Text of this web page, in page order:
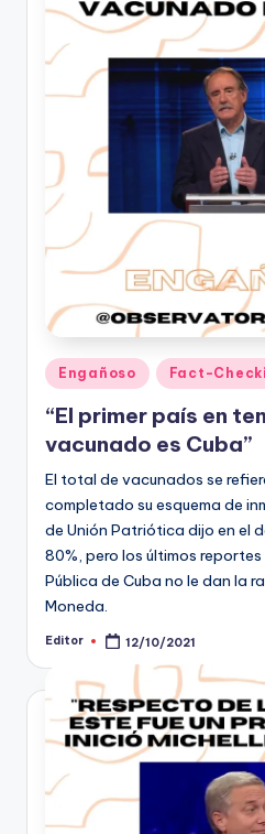
Publicado
en
Engañoso Fact-
“El primer país en
vacunado es Cuba”
El total de vacunados se
completado su esquema de
de Unión Patriótica dijo en el
80%, pero los últimos
Pública de Cuba no le dan la
Moneda.
Publicado
Editor 12/10/2021